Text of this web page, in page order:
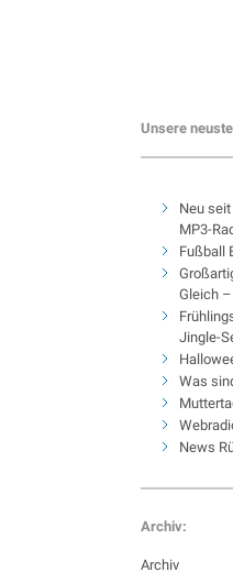
Unsere
Neu
MP3-
Fußball
Gleich –
Jingle-
Was
News
Archiv:
Archiv